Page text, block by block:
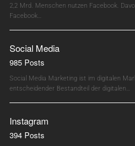
2,2 Mrd. Menschen nutzen Facebook.
Facebook…
Social Media
985 Posts
Social Media Marketing ist im digitalen
entscheidender Bestandteil der digitalen…
Instagram
394 Posts